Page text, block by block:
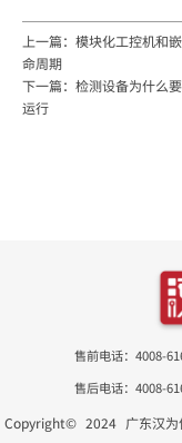
上一篇：模块化工控机和
命周期
下一篇：检测设备为什么
运行
售前电话：4008-
售后电话：4008-
Copyright© 2024 广东汉